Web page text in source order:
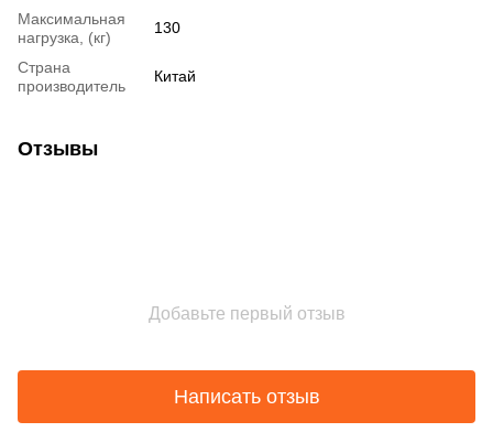
Максимальная
нагрузка, (кг)
130
Страна
производитель
Китай
Отзывы
Добавьте первый отзыв
Написать отзыв